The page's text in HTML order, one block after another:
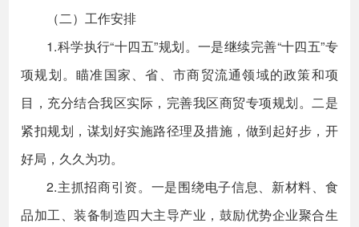
（二）工作安排
1.科学执行“十四五”规划。一是继续完善“十四五”专
项规划。瞄准国家、省、市商贸流通领域的政策和项
目，充分结合我区实际，完善我区商贸专项规划。二是
紧扣规划，谋划好实施路径理及措施，做到起好步，开
好局，久久为功。
2.主抓招商引资。一是围绕电子信息、新材料、食
品加工、装备制造四大主导产业，鼓励优势企业聚合生